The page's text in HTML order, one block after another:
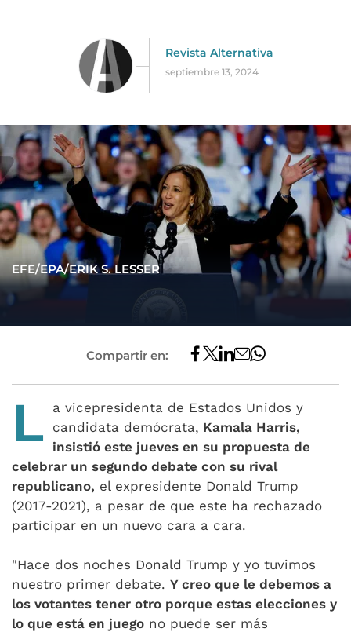
Revista Alternativa
septiembre 13, 2024
EFE/EPA/ERIK S. LESSER
Compartir en:
L
a vicepresidenta de Estados Unidos y
candidata demócrata, Kamala Harris,
insistió este jueves en su propuesta de
celebrar un segundo debate con su rival
republicano, el expresidente Donald Trump
(2017-2021), a pesar de que este ha rechazado
participar en un nuevo cara a cara.
"Hace dos noches Donald Trump y yo tuvimos
nuestro primer debate. Y creo que le debemos a
los votantes tener otro porque estas elecciones y
lo que está en juego no puede ser más